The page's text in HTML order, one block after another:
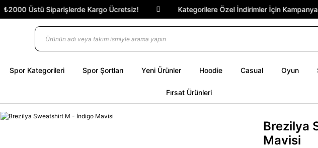
₺2000 Üstü Siparişlerde Kargo Ücretsiz! Kategorilere Özel İndirimler İçin
Spor Kategorileri Spor Şortları Yeni Ürünler Hoodie Casual Oyun
Fırsat Ürünleri
Brezilya
Mavisi